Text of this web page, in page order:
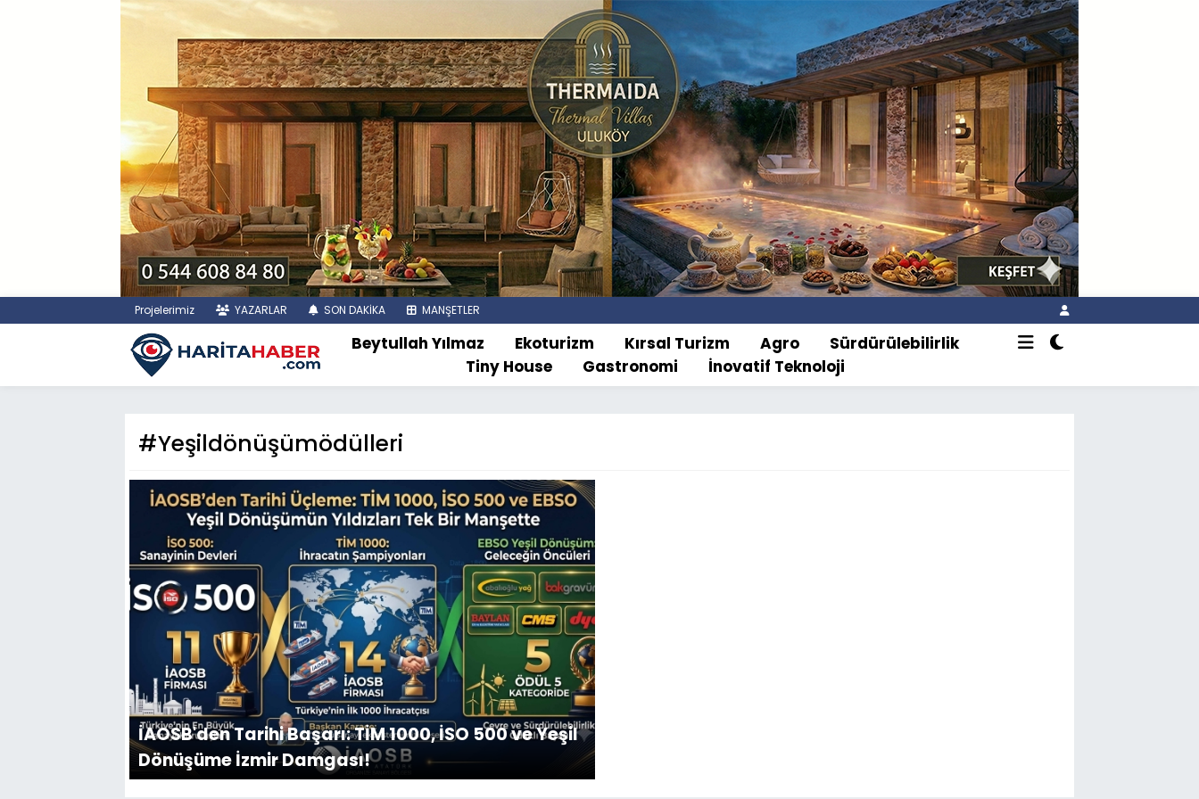
Projelerimiz YAZARLAR SON DAKİKA MANŞETLER
Beytullah Yılmaz Ekoturizm Kırsal Turizm Agro
Sürdürülebilirlik
Tiny House
Gastronomi İnovatif Teknoloji
#Yeşildönüşümödülleri
İAOSB'den Tarihi Başarı: TİM 1000, İSO 500 ve Yeşil
Dönüşüme İzmir Damgası!